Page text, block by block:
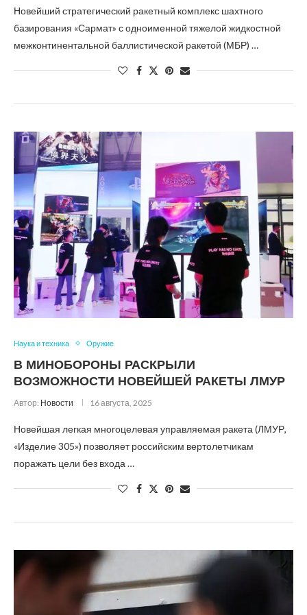
Новейший стратегический ракетный комплекс шахтного
базирования «Сармат» с одноименной тяжелой жидкостной
межконтинентальной баллистической ракетой (МБР) …
Наука и техника Оружие
В МИНОБОРОНЫ РАСКРЫЛИ
ВОЗМОЖНОСТИ НОВЕЙШЕЙ РАКЕТЫ ЛМУР
Автор: Новости 16 августа, 2025
Новейшая легкая многоцелевая управляемая ракета (ЛМУР,
«Изделие 305») позволяет российским вертолетчикам
поражать цели без входа …